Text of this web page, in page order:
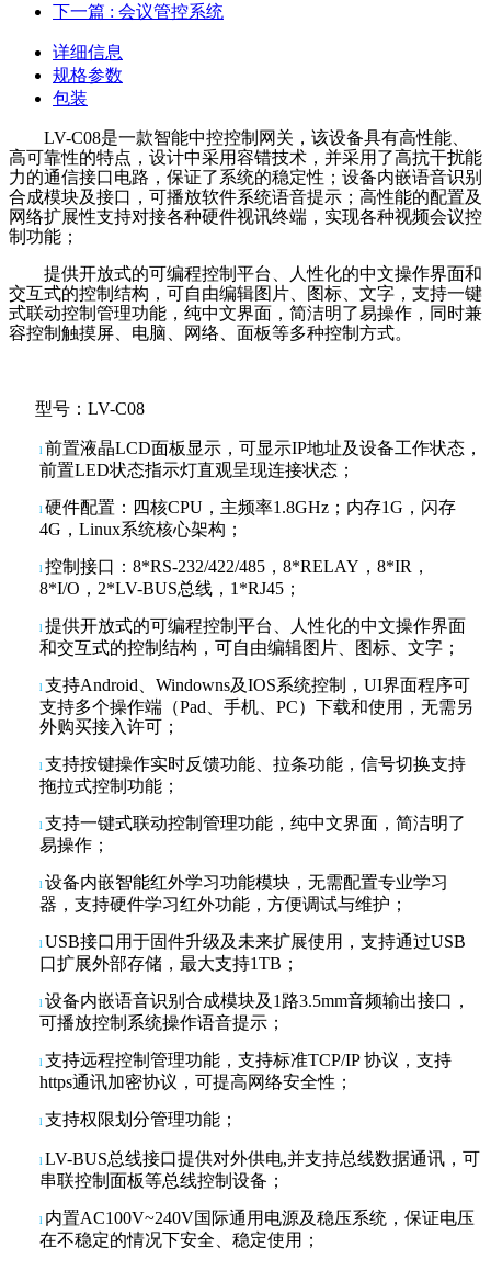
下一篇 : 会议管控系统
详细信息
规格参数
包装
LV-C08是一款智能中控控制网关，该设备具有高性能、
高可靠性的特点 ，设计中采用容错技术，并采用了高抗干扰能
力的通信接口电路，保证了系统的稳定性 ；设备内嵌语音识别
合成模块及接口，可播放软件系统语音提示；高性能的配置及
网络扩展性支持对接各种硬件视讯终端 ，实现各种视频会议控
制功能；
提供开放式的可编程控制平台、人性化的中文操作界面和
交互式的控制结构，可自由编辑图片、图标、文字 ， 支持一键
式联动控制管理功能，纯中文界面，简洁明了易操作 ， 同时兼
容控制 触摸屏、电脑、网络、面板等多种控制方式。
型号： LV-C08
l 前置液晶LCD面板 显示 ，可显示IP地址及设备工作状态，
前置LED状态指示灯直观呈现连接状态 ；
l 硬件配置：四核CPU ，主频率1.8GHz；内存1G，闪存
4G ， Linux系统核心架构；
l 控制接口： 8*RS-232/422/485 ， 8*RELAY ， 8*IR ，
8*I/O ， 2*LV-BUS总线，1*RJ45 ；
l 提供开放式的可编程控制平台、人性化的中文操作界面
和交互式的控制结构，可自由编辑图片、图标、文字 ；
l 支持Android、Windowns及IOS系统控制，UI界面程序可
支持多个操作端（Pad、手机、PC）下载和使用，无需另
外购买接入许可；
l 支持按键操作实时反馈功能、拉条功能，信号切换支持
拖拉式控制功能；
l 支持一键式联动控制管理功能，纯中文界面，简洁明了
易操作 ；
l 设备内嵌智能红外学习功能模块，无需配置专业学习
器，支持硬件学习红外功能，方便调试与维护；
l USB接口用于固件升级及未来扩展使用，支持通过USB
口扩展外部存储，最大支持1TB；
l 设备内嵌语音识别合成模块及 1路3.5mm音频输出接口，
可播放控制系统操作语音提示；
l 支持远程控制管理功能，支持标准TCP/IP 协议，支持
https通讯加密协议，可提高网络安全性；
l 支持权限划分管理功能；
l LV-BUS总线接口提供对外供电,并支持总线数据通讯，可
串联控制面板等总线控制设备；
l 内置AC100V~240V国际通用电源及稳压系统，保证电压
在不稳定的情况下安全、稳定使用；